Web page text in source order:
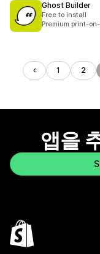
Ghost Builder
Free to install
Premium print-
1 2
앱을